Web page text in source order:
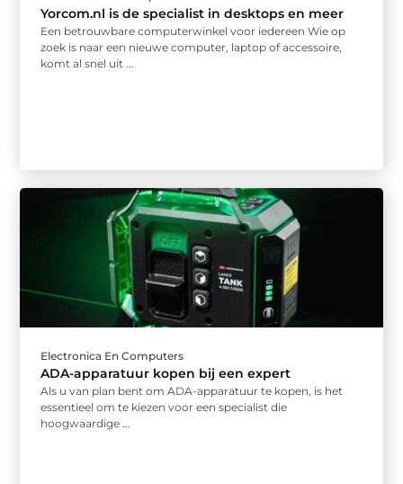
Yorcom.nl is de specialist in desktops en meer
Een betrouwbare computerwinkel voor iedereen Wie op
zoek is naar een nieuwe computer, laptop of accessoire,
komt al snel uit ...
Electronica En Computers
ADA-apparatuur kopen bij een expert
Als u van plan bent om ADA-apparatuur te kopen, is het
essentieel om te kiezen voor een specialist die
hoogwaardige ...